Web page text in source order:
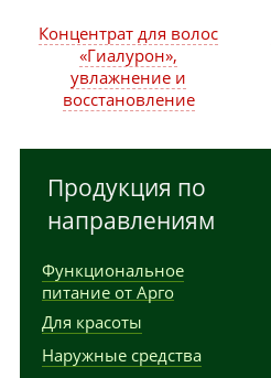
Концентрат для волос
«Гиалурон»,
увлажнение и
восстановление
Продукция по
направлениям
Функциональное
питание от Арго
Для красоты
Наружные средства